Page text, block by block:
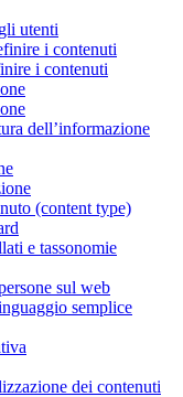
utenti
i contenuti
i contenuti
dell’informazione
(content type)
e tassonomie
sul web
semplice
dei contenuti